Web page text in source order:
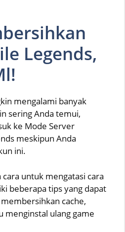
Legends,
mengalami banyak
sering Anda temui,
ke Mode Server
meskipun Anda
ini.
untuk mengatasi cara
beberapa tips yang dapat
cache,
menginstal ulang game